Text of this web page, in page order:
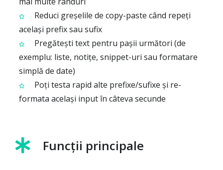
Reduci greșelile de copy-paste când repeți
același prefix sau sufix
Pregătești text pentru pașii următori (de
exemplu: liste, notițe, snippet-uri sau formatare
simplă de date)
Poți testa rapid alte prefixe/sufixe și re-
formata același input în câteva secunde
Funcții principale